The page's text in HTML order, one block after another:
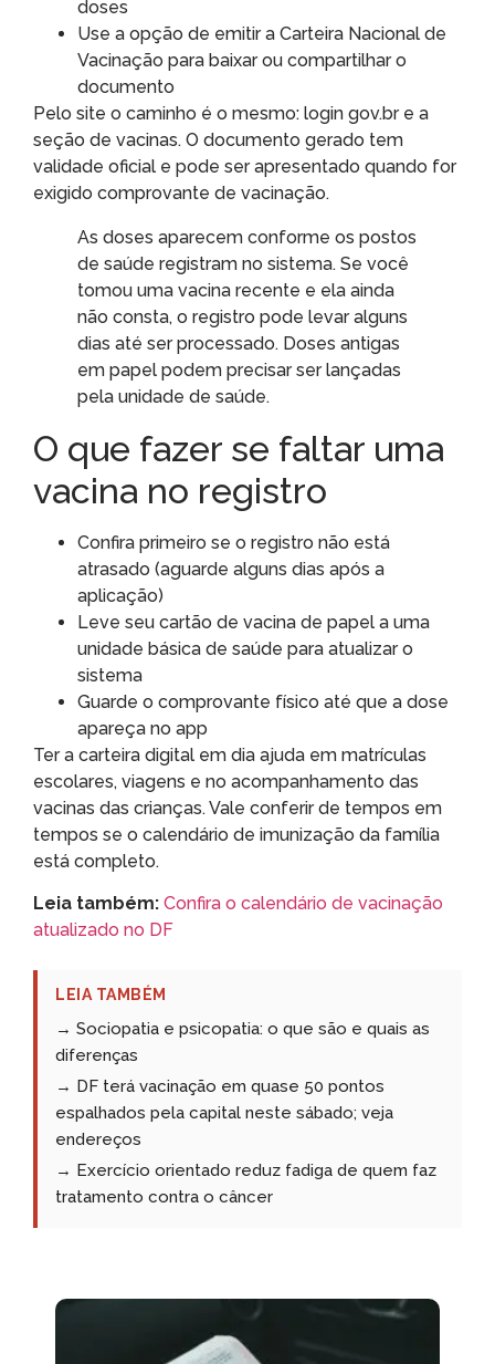
doses
Use a opção de emitir a Carteira Nacional de
Vacinação para baixar ou compartilhar o
documento
Pelo site o caminho é o mesmo: login gov.br e a
seção de vacinas. O documento gerado tem
validade oficial e pode ser apresentado quando for
exigido comprovante de vacinação.
As doses aparecem conforme os postos
de saúde registram no sistema. Se você
tomou uma vacina recente e ela ainda
não consta, o registro pode levar alguns
dias até ser processado. Doses antigas
em papel podem precisar ser lançadas
pela unidade de saúde.
O que fazer se faltar uma
vacina no registro
Confira primeiro se o registro não está
atrasado (aguarde alguns dias após a
aplicação)
Leve seu cartão de vacina de papel a uma
unidade básica de saúde para atualizar o
sistema
Guarde o comprovante físico até que a dose
apareça no app
Ter a carteira digital em dia ajuda em matrículas
escolares, viagens e no acompanhamento das
vacinas das crianças. Vale conferir de tempos em
tempos se o calendário de imunização da família
está completo.
Leia também: Confira o calendário de vacinação
atualizado no DF
LEIA TAMBÉM
→ Sociopatia e psicopatia: o que são e quais as
diferenças
→ DF terá vacinação em quase 50 pontos
espalhados pela capital neste sábado; veja
endereços
→ Exercício orientado reduz fadiga de quem faz
tratamento contra o câncer